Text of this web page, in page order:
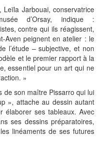
Leïla Jarbouai, conservatrice
d’Orsay, indique :
contre qui ils réagissent,
Aven peignent en atelier : le
l’étude – subjective, et non
et le premier rapport à la
essentiel pour un art qui ne
»
de son maître Pissarro qui lui
», attache au dessin autant
élaborer ses tableaux. Avec
ses dessins préparatoires,
linéaments de ses futures